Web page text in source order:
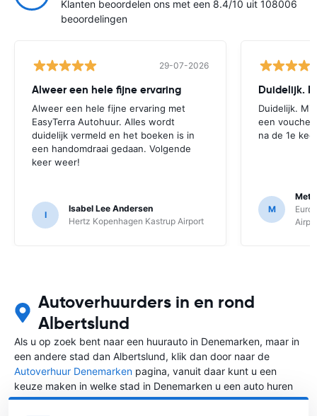
Klanten beoordelen ons met een 8.4/10 uit 108006
beoordelingen
29-07-2026
Alweer een hele fijne ervaring
Alweer een hele fijne ervaring met
EasyTerra Autohuur. Alles wordt
duidelijk vermeld en het boeken is in
een handomdraai gedaan. Volgende
keer weer!
I
Isabel Lee Andersen
Hertz Kopenhagen Kastrup Airport
Duidelijk.
Duidelijk.
een voucher
na de 1e
M
Autoverhuurders in en rond
Albertslund
Als u op zoek bent naar een huurauto in Denemarken, maar in
een andere stad dan Albertslund, klik dan door naar de
Autoverhuur Denemarken pagina, vanuit daar kunt u een
keuze maken in welke stad in Denemarken u een auto huren
wilt.